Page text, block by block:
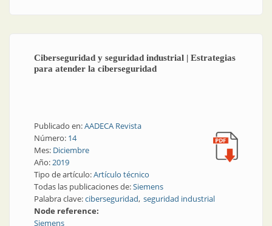
Ciberseguridad y seguridad industrial | Estrategias
para atender la ciberseguridad
Publicado en:AADECA Revista
Número: 14
Mes: Diciembre
Año:2019
Tipo de artículo:Artículo técnico
Todas las publicaciones de:Siemens
Palabra clave:ciberseguridad seguridad industrial
Node reference:
Siemens